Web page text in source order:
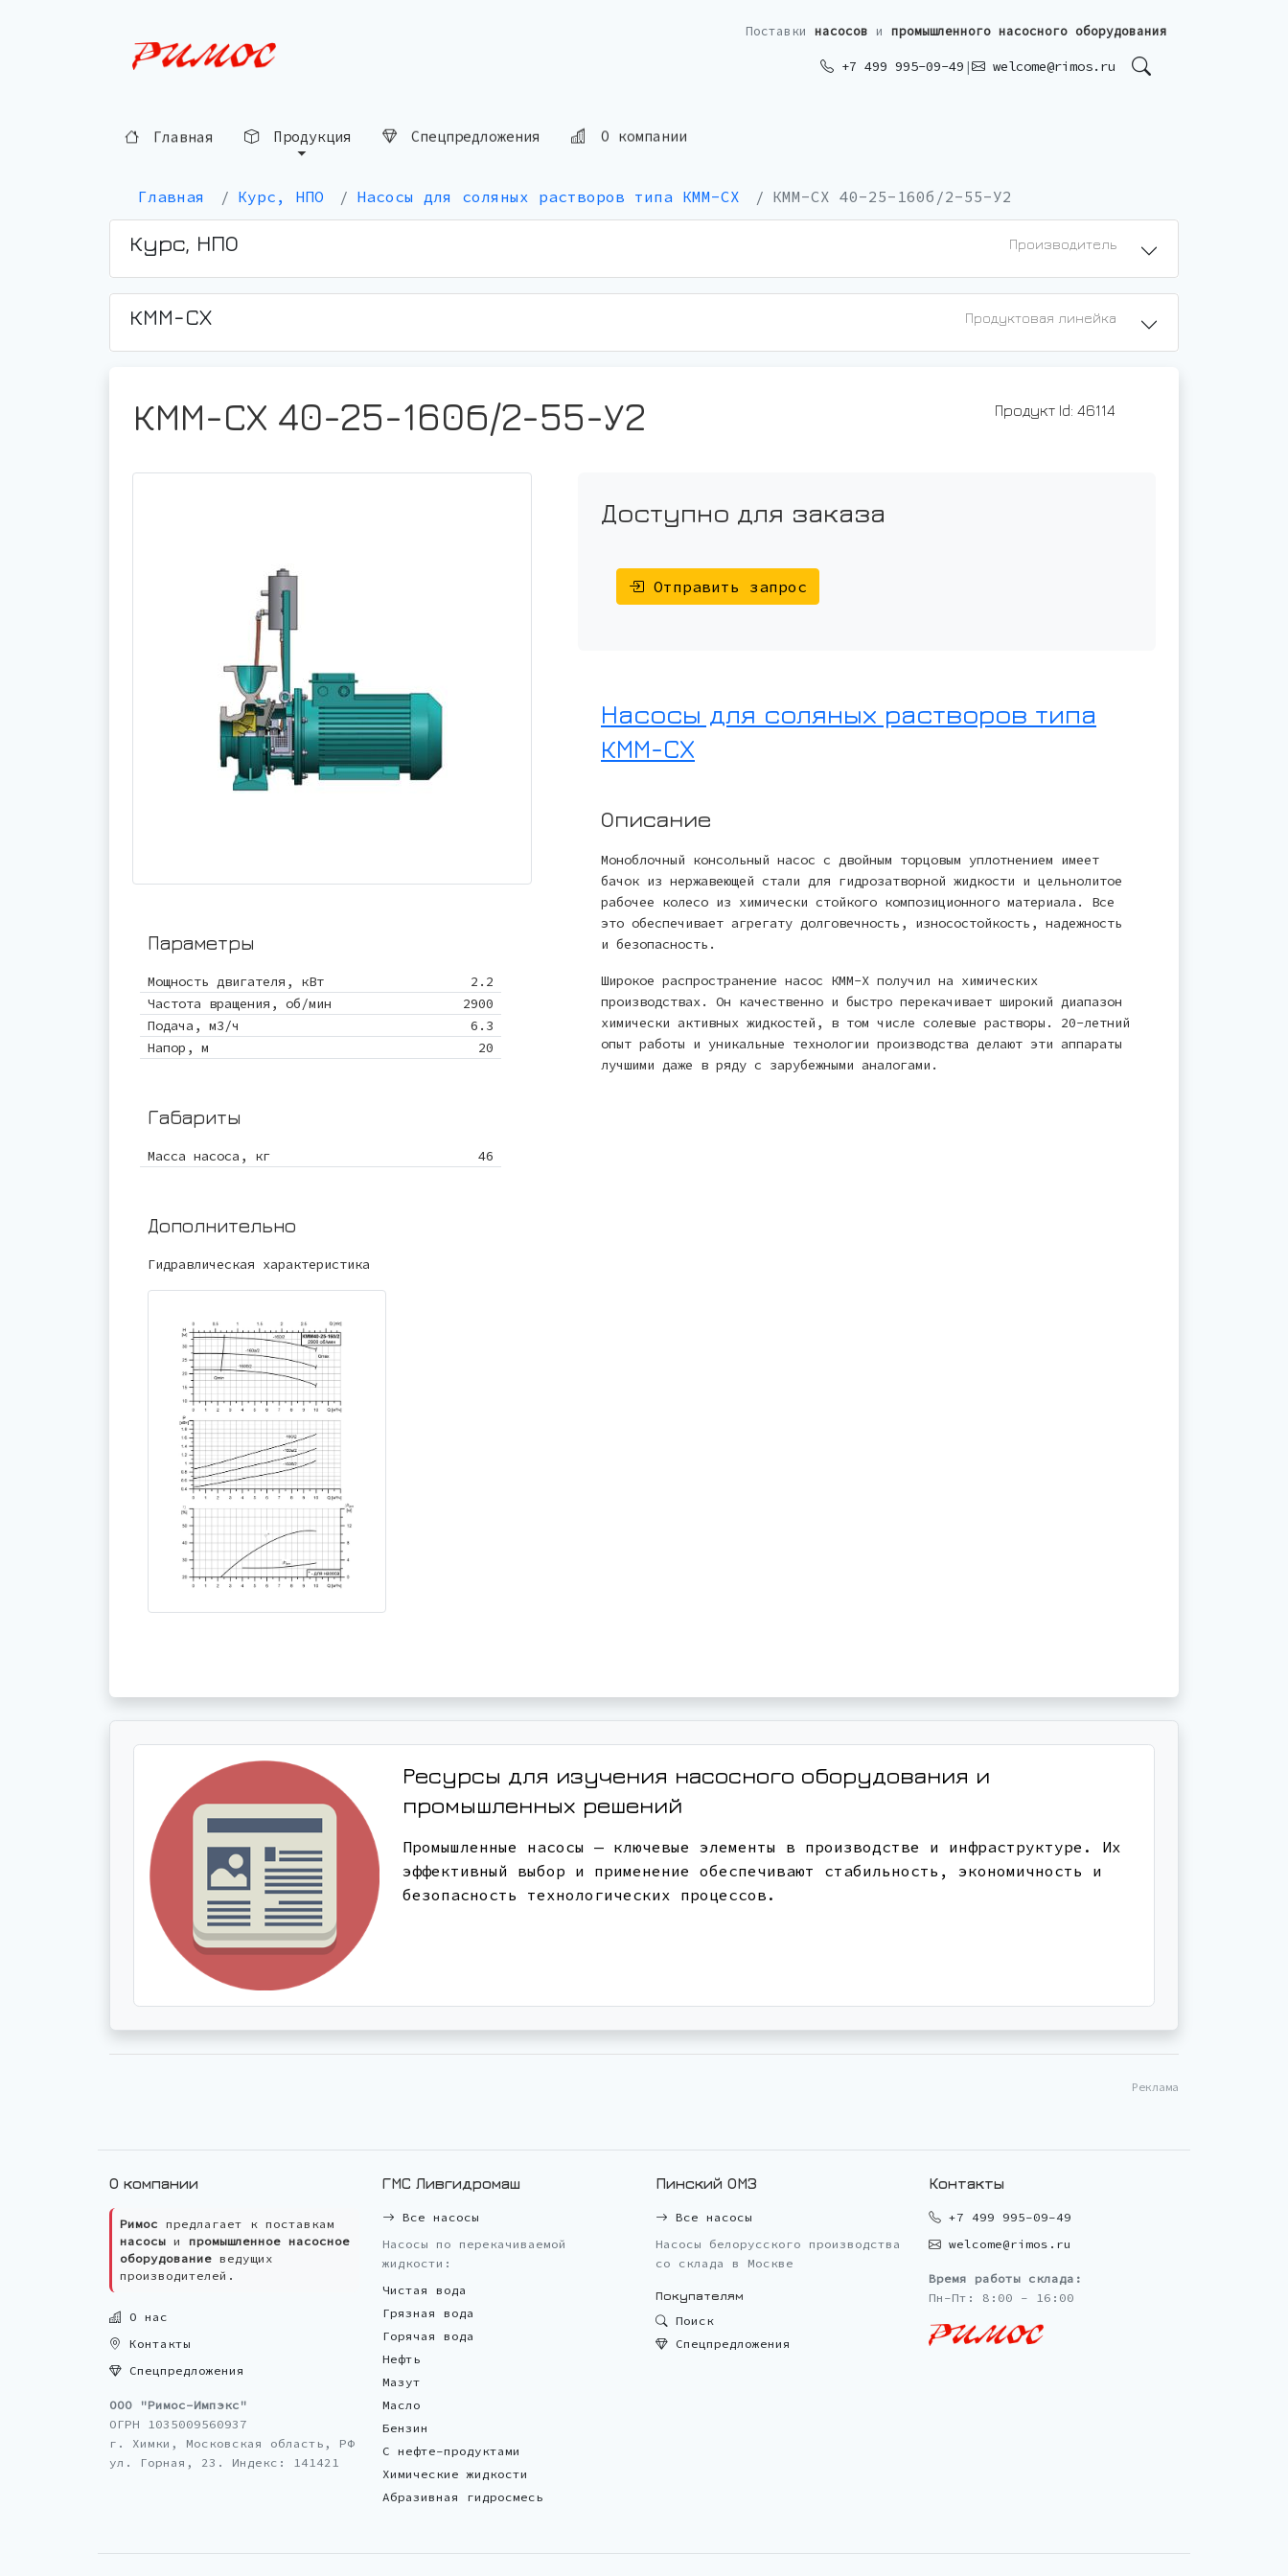
Поставки насосов и промышленного насосного оборудования
+7 499 995-09-49 | welcome@rimos.ru
Главная Продукция Спецпредложения О компании
Главная Курс, НПО Насосы для соляных растворов типа КММ-СХ КММ-СХ 40-25-160б/2-55-У2
Курс, НПО Производитель
КММ-СХ Продуктовая линейка
КММ-СХ 40-25-160б/2-55-У2 Продукт Id: 46114
Параметры
Мощность двигателя, кВт
2.2
Частота вращения, об/мин
2900
Подача, м3/ч
6.3
Напор, м
20
Габариты
Масса насоса, кг 46
Дополнительно
Гидравлическая характеристика
Доступно для заказа
Отправить запрос
Насосы для соляных растворов типа
КММ-СХ
Описание
Моноблочный консольный насос с двойным торцовым уплотнением имеет
бачок из нержавеющей стали для гидрозатворной жидкости и цельнолитое
рабочее колесо из химически стойкого композиционного материала. Все
это обеспечивает агрегату долговечность, износостойкость, надежность
и безопасность.
Широкое распространение насос КММ-Х получил на химических
производствах. Он качественно и быстро перекачивает широкий диапазон
химически активных жидкостей, в том числе солевые растворы. 20-летний
опыт работы и уникальные технологии производства делают эти аппараты
лучшими даже в ряду с зарубежными аналогами.
Ресурсы для изучения насосного оборудования и
промышленных решений
Промышленные насосы — ключевые элементы в производстве и инфраструктуре. Их
эффективный выбор и применение обеспечивают стабильность, экономичность и
безопасность технологических процессов.
Реклама
О компании
Римос предлагает к поставкам
насосы и промышленное насосное
оборудование ведущих
производителей.
О нас
Контакты
Спецпредложения
ООО "Римос-Импэкс"
ОГРН 1035009560937
г. Химки, Московская область, РФ
ул. Горная, 23. Индекс: 141421
ГМС Ливгидромаш
Все насосы
Насосы по перекачиваемой
жидкости:
Чистая вода
Грязная вода
Горячая вода
Нефть
Мазут
Масло
Бензин
С нефте-продуктами
Химические жидкости
Абразивная гидросмесь
Пинский ОМЗ
Все насосы
Насосы белорусского производства
со склада в Москве
Покупателям
Поиск
Спецпредложения
Контакты
+7 499 995-09-49
welcome@rimos.ru
Время работы склада:
Пн-Пт: 8:00 - 16:00